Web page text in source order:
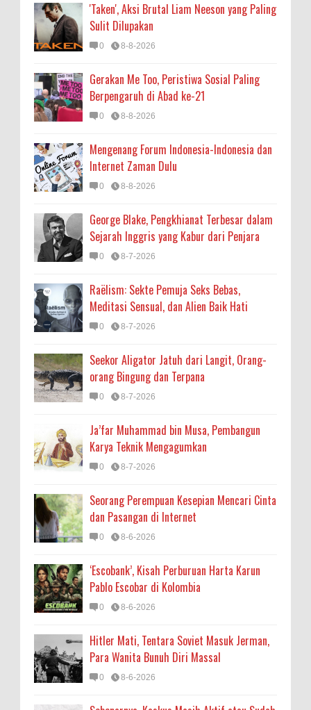
'Taken', Aksi Brutal Liam Neeson yang Paling
Sulit Dilupakan
0 8-8-2026
Gerakan Me Too, Peristiwa Sosial Paling
Berpengaruh di Abad ke-21
0 8-8-2026
Mengenang Forum Indonesia-Indonesia dan
Internet Zaman Dulu
0 8-8-2026
George Blake, Pengkhianat Terbesar dalam
Sejarah Inggris yang Kabur dari Penjara
0 8-7-2026
Raëlism: Sekte Pemuja Seks Bebas,
Meditasi Sensual, dan Alien Baik Hati
0 8-7-2026
Seekor Aligator Jatuh dari Langit, Orang-
orang Bingung dan Terpana
0 8-7-2026
Ja’far Muhammad bin Musa, Pembangun
Karya Teknik Mengagumkan
0 8-7-2026
Seorang Perempuan Kesepian Mencari Cinta
dan Pasangan di Internet
0 8-6-2026
‘Escobank’, Kisah Perburuan Harta Karun
Pablo Escobar di Kolombia
0 8-6-2026
Hitler Mati, Tentara Soviet Masuk Jerman,
Para Wanita Bunuh Diri Massal
0 8-6-2026